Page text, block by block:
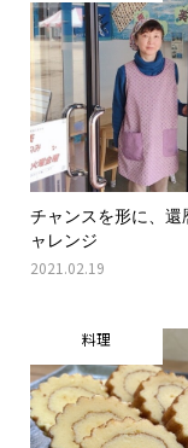
チャンスを形に、還
ャレンジ
2021.02.19
料理